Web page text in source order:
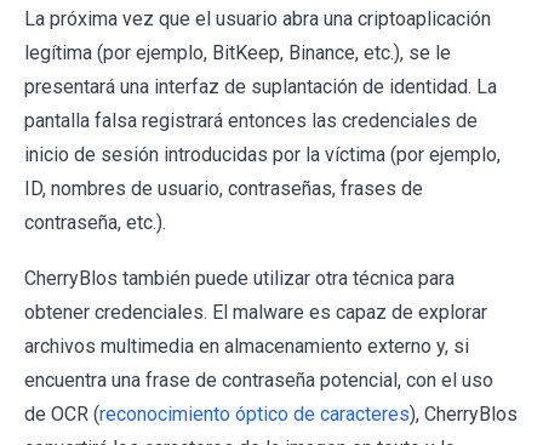
La próxima vez que el usuario abra una criptoaplicación
legítima (por ejemplo, BitKeep, Binance, etc.), se le
presentará una interfaz de suplantación de identidad. La
pantalla falsa registrará entonces las credenciales de
inicio de sesión introducidas por la víctima (por ejemplo,
ID, nombres de usuario, contraseñas, frases de
contraseña, etc.).
CherryBlos también puede utilizar otra técnica para
obtener credenciales. El malware es capaz de explorar
archivos multimedia en almacenamiento externo y, si
encuentra una frase de contraseña potencial, con el uso
de OCR (reconocimiento óptico de caracteres), CherryBlos